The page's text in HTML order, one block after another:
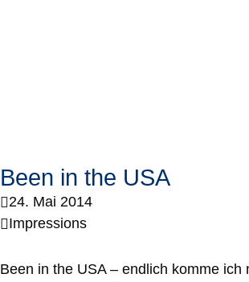
Been in the USA
24. Mai 2014
Impressions
Been in the USA – endlich komme ich